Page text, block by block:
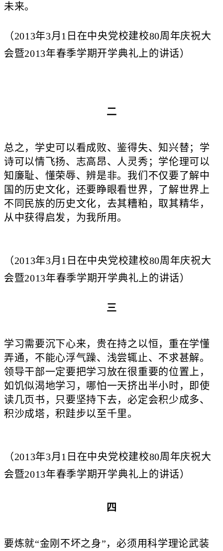
未来。
（2013年3月1日在中央党校建校80周年庆祝大
会暨2013年春季学期开学典礼上的讲话）
二
总之，学史可以看成败、鉴得失、知兴替；学
诗可以情飞扬、志高昂、人灵秀；学伦理可以
知廉耻、懂荣辱、辨是非。我们不仅要了解中
国的历史文化，还要睁眼看世界，了解世界上
不同民族的历史文化，去其糟粕，取其精华，
从中获得启发，为我所用。
（2013年3月1日在中央党校建校80周年庆祝大
会暨2013年春季学期开学典礼上的讲话）
三
学习需要沉下心来，贵在持之以恒，重在学懂
弄通，不能心浮气躁、浅尝辄止、不求甚解。
领导干部一定要把学习放在很重要的位置上，
如饥似渴地学习，哪怕一天挤出半小时，即使
读几页书，只要坚持下去，必定会积少成多、
积沙成塔，积跬步以至千里。
（2013年3月1日在中央党校建校80周年庆祝大
会暨2013年春季学期开学典礼上的讲话）
四
要炼就“金刚不坏之身”，必须用科学理论武装